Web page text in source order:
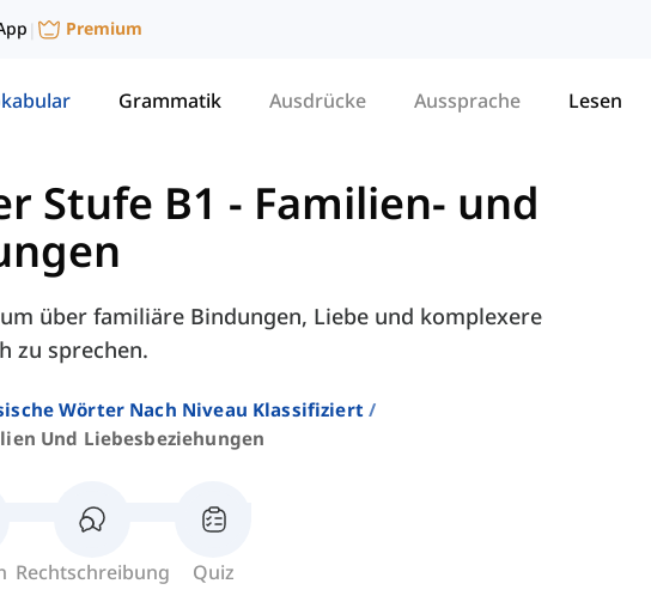
| Premium
Grammatik Ausdrücke Aussprache Lesen
Stufe B1 - Familien- und
über familiäre Bindungen, Liebe und komplexere
zu sprechen.
Wörter Nach Niveau Klassifiziert
Und Liebesbeziehungen
Rechtschreibung Quiz